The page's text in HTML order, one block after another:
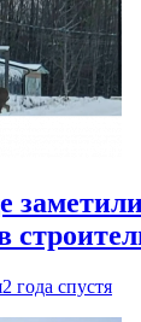
в
2 года спустя